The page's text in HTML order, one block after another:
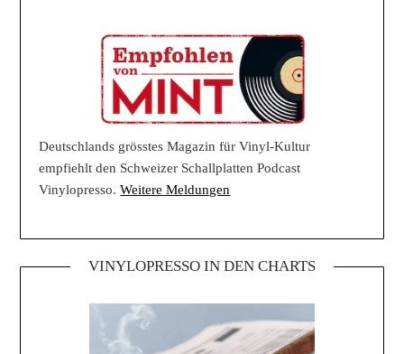
Deutschlands grösstes Magazin für Vinyl-Kultur
empfiehlt den Schweizer Schallplatten Podcast
Vinylopresso.Weitere Meldungen
VINYLOPRESSO IN DEN CHARTS